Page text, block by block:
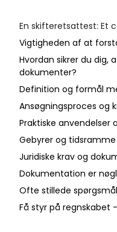
En skifteretsattest: Et
Vigtigheden af at
Hvordan sikrer du dig,
dokumenter?
Definition og formål
Ansøgningsproces og
Praktiske
Gebyrer og
Juridiske krav og
Dokumentation er
Ofte stillede spørgsmål
Få styr på regnskabet